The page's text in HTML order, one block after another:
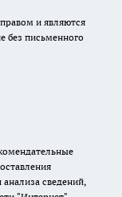
и являются
без письменного
сведений,